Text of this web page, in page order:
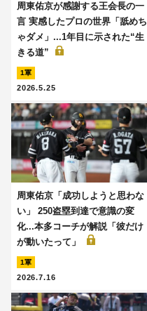
周東佑京が感謝する王会長の一
言 実感したプロの世界「舐めち
ゃダメ」...1年目に示された“生
きる道”
1軍
2026.5.25
周東佑京「成功しようと思わな
い」 250盗塁到達で意識の変
化...本多コーチが解説「彼だけ
が動いたって」
1軍
2026.7.16